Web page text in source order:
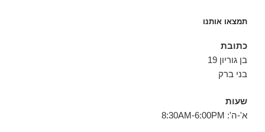
תמצאו אותנו
כתובת
בן גוריון 19
בני ברק
שעות
א'-ה': 8:30AM-6:00PM